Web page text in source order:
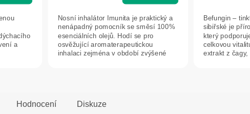
a
z
5
hvězdiček.
Nosní inhalátor Imunita je praktický a
nenápadný pomocník se směsí 100%
esenciálních olejů. Hodí se pro
osvěžující aromaterapeutickou
inhalaci zejména v období zvýšené
z
5
hvězdiček.
Befungin –
sibiřské je
který
celkovou
extrakt z čagy,
Hodnocení Diskuze